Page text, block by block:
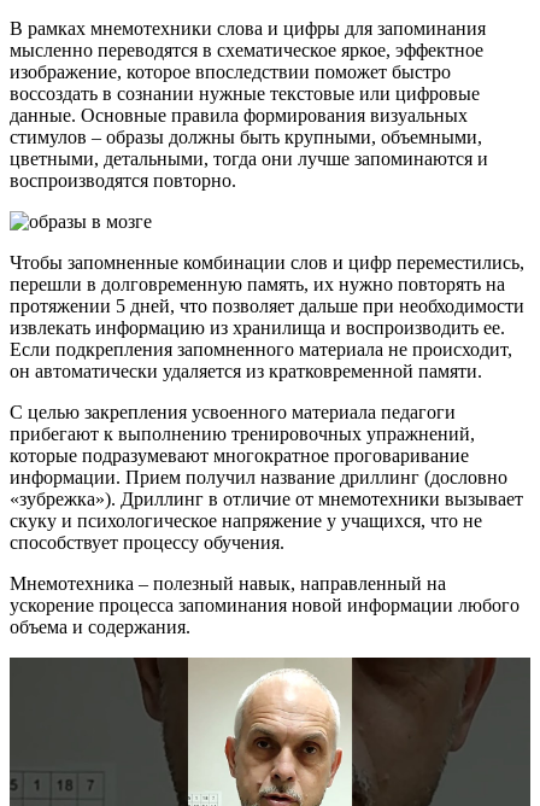
В рамках мнемотехники слова и цифры для запоминания
мысленно переводятся в схематическое яркое, эффектное
изображение, которое впоследствии поможет быстро
воссоздать в сознании нужные текстовые или цифровые
данные. Основные правила формирования визуальных
стимулов – образы должны быть крупными, объемными,
цветными, детальными, тогда они лучше запоминаются и
воспроизводятся повторно.
Чтобы запомненные комбинации слов и цифр переместились,
перешли в долговременную память, их нужно повторять на
протяжении 5 дней, что позволяет дальше при необходимости
извлекать информацию из хранилища и воспроизводить ее.
Если подкрепления запомненного материала не происходит,
он автоматически удаляется из кратковременной памяти.
С целью закрепления усвоенного материала педагоги
прибегают к выполнению тренировочных упражнений,
которые подразумевают многократное проговаривание
информации. Прием получил название дриллинг (дословно
«зубрежка»). Дриллинг в отличие от мнемотехники вызывает
скуку и психологическое напряжение у учащихся, что не
способствует процессу обучения.
Мнемотехника – полезный навык, направленный на
ускорение процесса запоминания новой информации любого
объема и содержания.